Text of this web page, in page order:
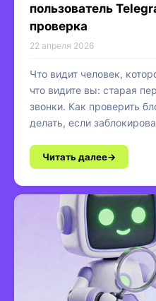
пользователь
проверка
22 апреля 2026
Что видит человек,
что видите вы: старая
звонки. Как проверить
делать, если
Читать далее